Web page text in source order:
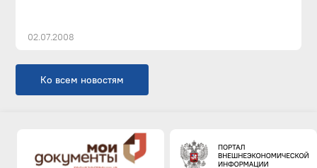
02.07.2008
Ко всем новостям